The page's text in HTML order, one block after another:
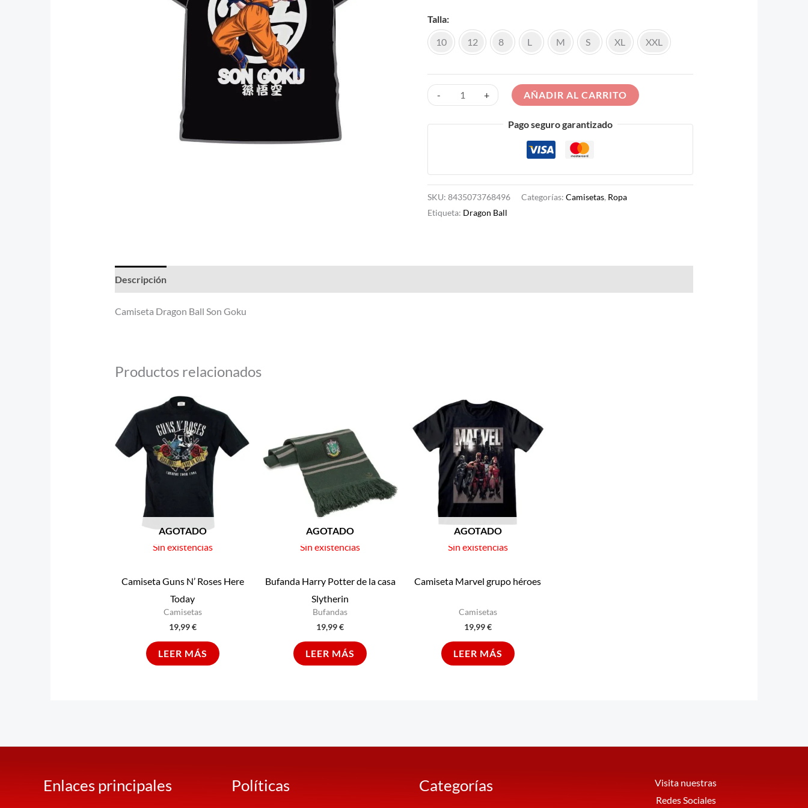
Talla
10
12 8 L M S XL XXL
- + AÑADIR AL CARRITO
Pago seguro garantizado
SKU: 8435073768496 Categorías: Camisetas, Ropa
Etiqueta: Dragon Ball
Descripción
Camiseta Dragon Ball Son Goku
Productos relacionados
AGOTADO
Sin existencias
Camiseta Guns N’ Roses Here
Today
Camisetas
19,99€
LEER MÁS
AGOTADO
Sin existencias
Bufanda Harry Potter de la casa
Slytherin
Bufandas
19,99€
LEER MÁS
AGOTADO
Sin existencias
Camiseta Marvel grupo héroes
Camisetas
19,99€
LEER MÁS
Enlaces principales Políticas Categorías
Visita nuestras
Redes Sociales